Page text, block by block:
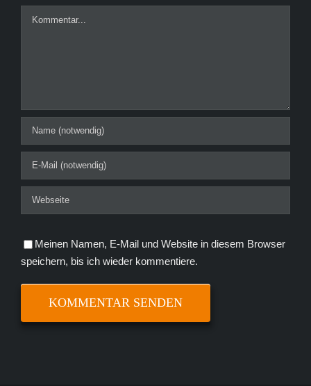
Kommentar
Meinen Namen, E-Mail und Website in diesem Browser
speichern, bis ich wieder kommentiere.